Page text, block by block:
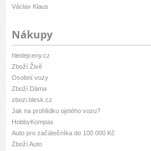
Václav Klaus
Nákupy
hledejceny.cz
Zboží Živě
Osobní vozy
Zboží Dáma
zbozi.blesk.cz
Jak na prohlídku ojetého vozu?
HobbyKompas
Auto pro začátečníka do 100 000 Kč
Zboží Auto